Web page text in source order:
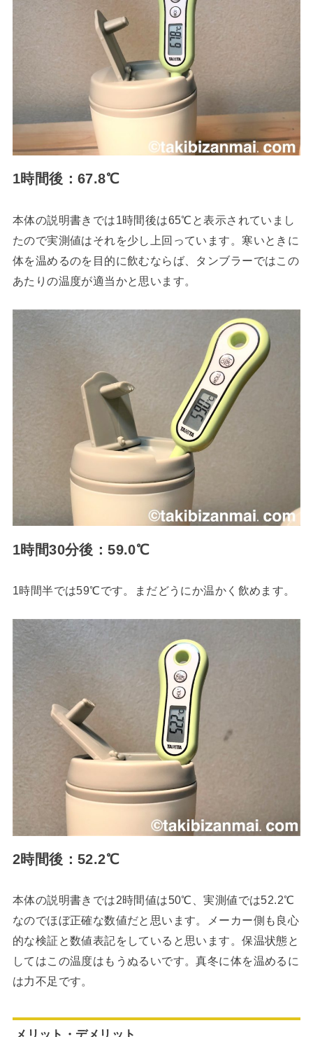
1時間後：67.8℃
本体の説明書きでは1時間後は65℃と表示されていまし
たので実測値はそれを少し上回っています。寒いときに
体を温めるのを目的に飲むならば、タンブラーではこの
あたりの温度が適当かと思います。
1時間30分後：59.0℃
1時間半では59℃です。まだどうにか温かく飲めます。
2時間後：52.2℃
本体の説明書きでは2時間値は50℃、実測値では52.2℃
なのでほぼ正確な数値だと思います。メーカー側も良心
的な検証と数値表記をしていると思います。保温状態と
してはこの温度はもうぬるいです。真冬に体を温めるに
は力不足です。